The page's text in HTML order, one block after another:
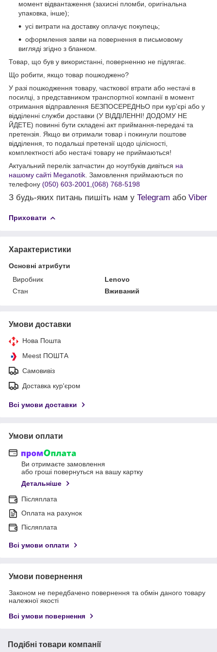
момент відвантаження (захисні пломби, оригінальна
упаковка, інше);
усі витрати на доставку оплачує покупець;
оформлення заяви на повернення в письмовому
вигляді згідно з бланком.
Товар, що був у використанні, поверненню не підлягає.
Що робити, якщо товар пошкоджено?
У разі пошкодження товару, часткової втрати або нестачі в
посилці, з представником транспортної компанії в момент
отримання відправлення БЕЗПОСЕРЕДНЬО при кур’єрі або у
відділенні служби доставки (У ВІДДІЛЕННІ! ДОДОМУ НЕ
ЙДЕТЕ) повинні бути складені акт приймання-передачі та
претензія. Якщо ви отримали товар і покинули поштове
відділення, то подальші претензії щодо цілісності,
комплектності або нестачі товару не приймаються!
Актуальний перелік запчастин до ноутбуків дивіться на
нашому сайті Meganotik . Замовлення приймаються по
телефону (050) 603-2001 (068) 768-5198
З будь-яких питань пишіть нам у Telegram або Viber
Приховати
Характеристики
Основні атрибути
Виробник
Lenovo
Стан
Вживаний
Умови доставки
Нова Пошта
Meest ПОШТА
Самовивіз
Доставка кур'єром
Всі умови доставки
Умови оплати
Ви отримаєте замовлення
або гроші повернуться на вашу картку
Детальніше
Післяплата
Оплата на рахунок
Післяплата
Всі умови оплати
Умови повернення
Законом не передбачено повернення та обмін даного товару
належної якості
Всі умови повернення
Подібні товари компанії